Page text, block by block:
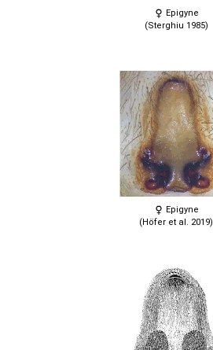
Epigyne
(Sterghiu 1985)
Epigyne
(Höfer et al. 2019)